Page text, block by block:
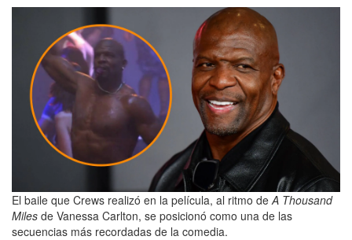
El baile que Crews realizó en la película, al ritmo de A Thousand
Miles de Vanessa Carlton, se posicionó como una de las
secuencias más recordadas de la comedia.